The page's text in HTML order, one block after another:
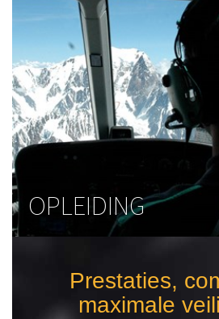
OPLEIDING
Prestaties,
maximale